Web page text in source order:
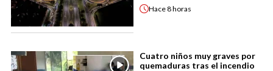
Hace8 horas
Cuatro niños muy graves por
quemaduras tras el incendio